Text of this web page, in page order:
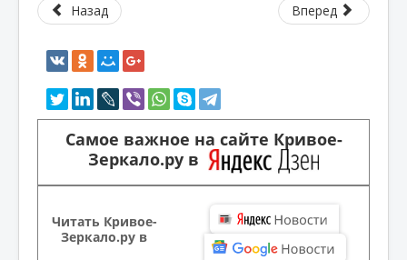
Назад Вперед
Самое важное на сайте Кривое-
Зеркало.ру в
Читать Кривое-
Зеркало.ру в